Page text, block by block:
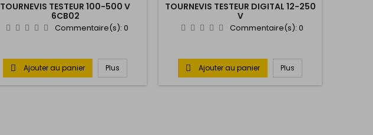
TOURNEVIS TESTEUR 100-500 V
6CB02
Commentaire(s): 0
 Ajouter au panier Plus
TOURNEVIS TESTEUR DIGITAL 12-250
V
Commentaire(s): 0
 Ajouter au panier Plus